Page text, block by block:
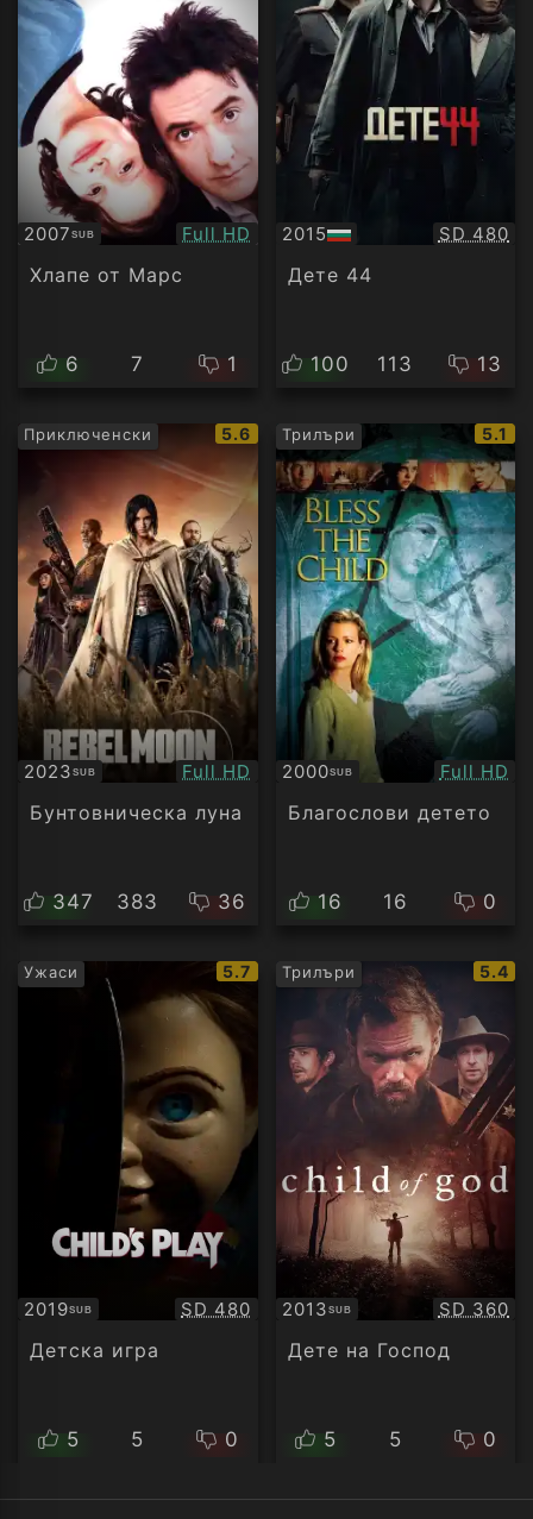
2007SUB
Субтитри Качество:
Full HD
Хлапе от Марс
6 7 1
2015
БГ
аудио
SD 480
Дете 44
100 113 13
Приключенски
IMDb
рейтинг:
5.6
2023SUB
Субтитри Качество:
Full HD
Бунтовническа луна
347 383 36
Трилъри
IMDb
5.1
2000SUB
Субтитри Full HD
Благослови детето
16 16 0
Ужаси
IMDb
рейтинг:
5.7
2019SUB
Субтитри Качество:
SD 480
Детска игра
5 5 0
Трилъри
IMDb
5.4
2013SUB
Субтитри SD 360
Дете на Господ
5 5 0